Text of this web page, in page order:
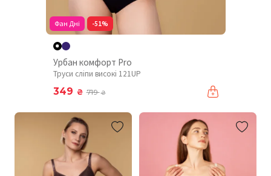
Фан Дні -51%
Урбан комфорт Pro
Труси сліпи високі 121UP
349 ₴ 719₴